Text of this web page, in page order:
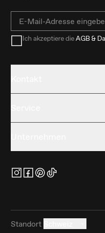
Email
Ich akzeptiere dieAGB &
Standort